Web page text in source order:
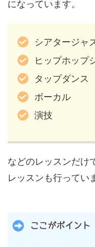
になっています。
シアタージャ
ヒップホップ
タップダンス
ボーカル
演技
などのレッスンだけ
レッスンも行ってい
ここがポイント